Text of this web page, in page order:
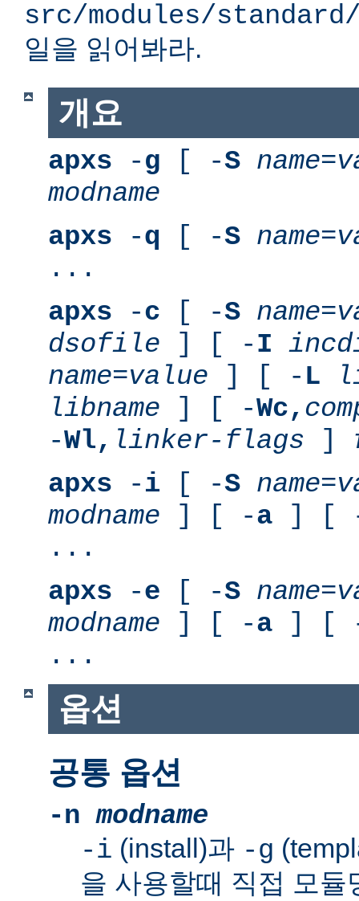
src/modules/standard/
일을 읽어봐라.
개요
apxs -g [ -S name=
modname
apxs -q [ -S name=
...
apxs -c [ -S name=
dsofile ] [ -I
name=value ] [ - L
libname ] [ -Wc,
-Wl, linker-flags ]
apxs -i [ -S name=
modname ] [ -a ] [
...
apxs -e [ -S name=
modname ] [ -a ] [
...
옵션
공통 옵션
-nmodname
-i (install)과 -g
을 사용할때 직접 모듈